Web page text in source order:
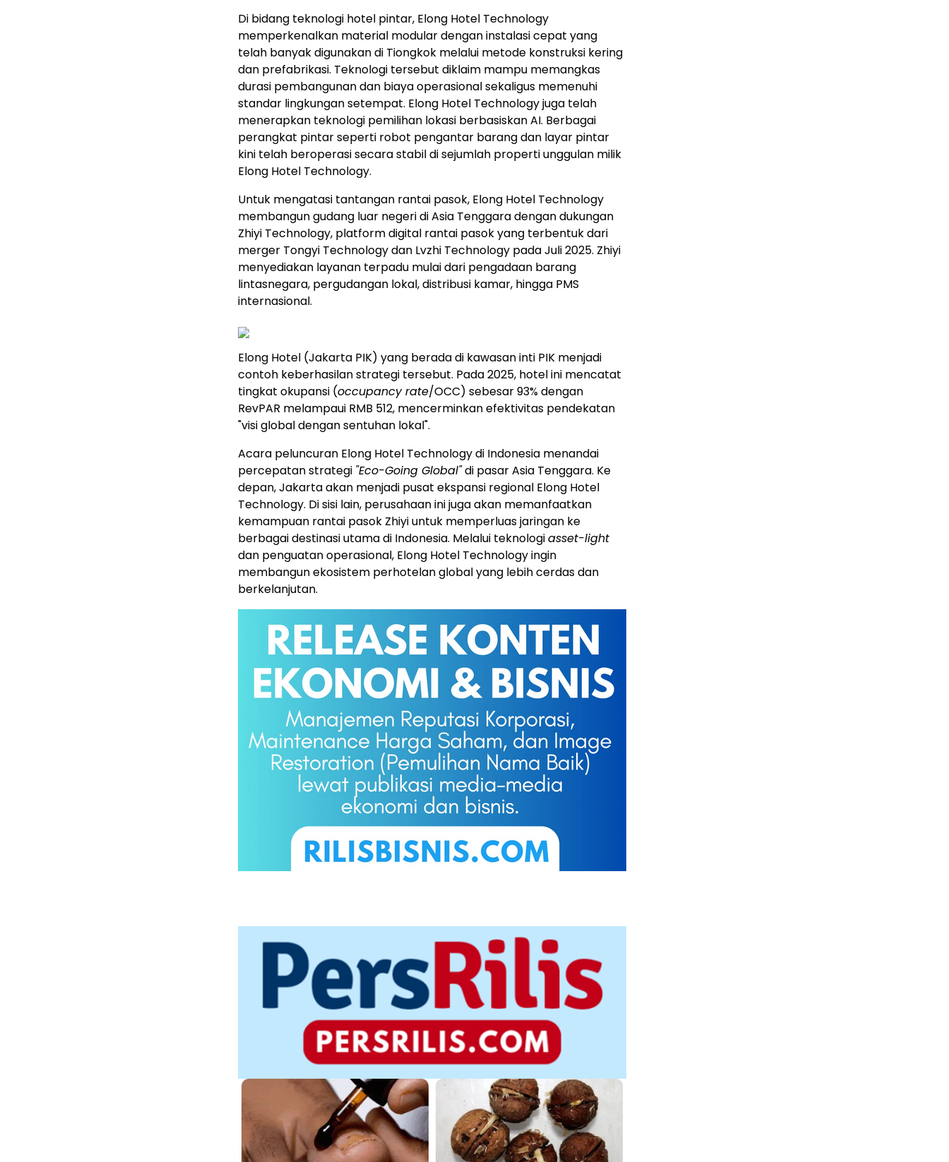
Di bidang teknologi hotel pintar, Elong Hotel Technology
memperkenalkan material modular dengan instalasi cepat yang
telah banyak digunakan di Tiongkok melalui metode konstruksi kering
dan prefabrikasi. Teknologi tersebut diklaim mampu memangkas
durasi pembangunan dan biaya operasional sekaligus memenuhi
standar lingkungan setempat. Elong Hotel Technology juga telah
menerapkan teknologi pemilihan lokasi berbasiskan AI. Berbagai
perangkat pintar seperti robot pengantar barang dan layar pintar
kini telah beroperasi secara stabil di sejumlah properti unggulan milik
Elong Hotel Technology.
Untuk mengatasi tantangan rantai pasok, Elong Hotel Technology
membangun gudang luar negeri di Asia Tenggara dengan dukungan
Zhiyi Technology, platform digital rantai pasok yang terbentuk dari
merger Tongyi Technology dan Lvzhi Technology pada Juli 2025. Zhiyi
menyediakan layanan terpadu mulai dari pengadaan barang
lintasnegara, pergudangan lokal, distribusi kamar, hingga PMS
internasional.
Elong Hotel (Jakarta PIK) yang berada di kawasan inti PIK menjadi
contoh keberhasilan strategi tersebut. Pada 2025, hotel ini mencatat
tingkat okupansi (occupancy rate/OCC) sebesar 93% dengan
RevPAR melampaui RMB 512, mencerminkan efektivitas pendekatan
"visi global dengan sentuhan lokal".
Acara peluncuran Elong Hotel Technology di Indonesia menandai
percepatan strategi "Eco-Going Global"di pasar Asia Tenggara. Ke
depan, Jakarta akan menjadi pusat ekspansi regional Elong Hotel
Technology. Di sisi lain, perusahaan ini juga akan memanfaatkan
kemampuan rantai pasok Zhiyi untuk memperluas jaringan ke
berbagai destinasi utama di Indonesia. Melalui teknologiasset-light
dan penguatan operasional, Elong Hotel Technology ingin
membangun ekosistem perhotelan global yang lebih cerdas dan
berkelanjutan.